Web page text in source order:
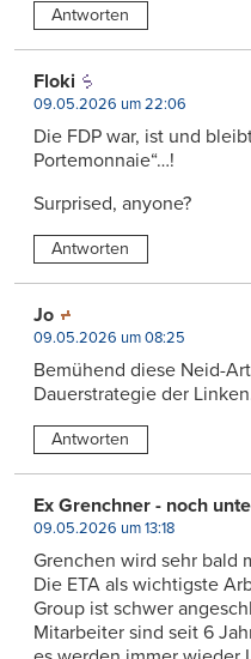
Antworten
Floki
09.05.2026 um 22:06
Die FDP war, ist und
Portemonnaie“…!
Surprised, anyone?
Antworten
Jo
09.05.2026 um 08:25
Bemühend diese Neid-
Dauerstrategie der
Antworten
Ex Grenchner - noch
09.05.2026 um 13:18
Grenchen wird sehr bald
Die ETA als wichtigste
Group ist schwer
Mitarbeiter sind seit 6